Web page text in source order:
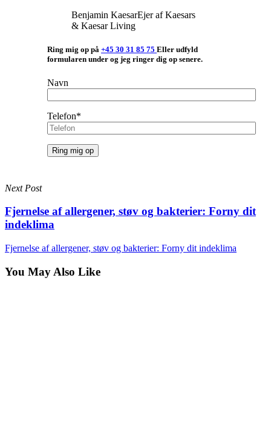
Benjamin KaesarEjer af Kaesars
& Kaesar Living
Ring mig op på+45 30 31 85 75Eller udfyld
formularen under og jeg ringer dig op senere.
Navn
Telefon*
Next Post
Fjernelse af allergener, støv og bakterier: Forny dit
indeklima
Fjernelse af allergener, støv og bakterier: Forny dit indeklima
You May Also Like